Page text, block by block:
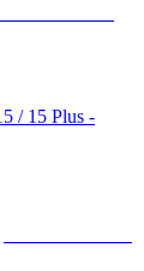
/ 15 Plus -